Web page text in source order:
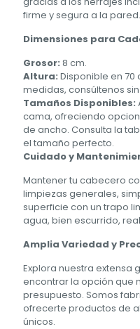
firme y segura a la pared.
Dimensiones para
Grosor: 8 cm.
Altura: Disponible en 70
medidas, consúltenos
Tamaños Disponibles:
cama, ofreciendo
de ancho. Consulta la
el tamaño perfecto.
Cuidado y
Mantener tu cabecero
limpiezas generales,
superficie con un trapo
agua, bien escurrido,
Amplia Variedad y
Explora nuestra extensa
encontrar la opción que
presupuesto. Somos
ofrecerte productos de
únicos.